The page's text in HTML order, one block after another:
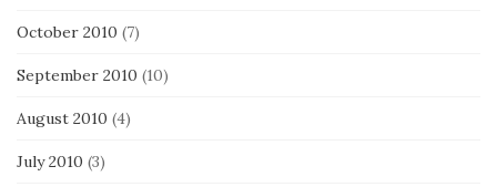
October 2010 (7)
September 2010 (10)
August 2010 (4)
July 2010 (3)